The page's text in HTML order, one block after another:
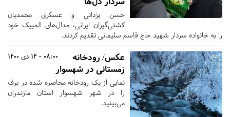
حسن یزدانی و عسکری محمدیان
کشتی‌گیران ایرانی، مدال‌های المپیک خود
را به خانواده سردار شهید حاج قاسم سلیمانی تقدیم کردند.
08:00 - 14 دی 1400
عکس/ رودخانه‌
زمستانی در شهسوار
نمایی از یک رودخانه محاصره شده در برف
را در شهر شهسوار استان مازندران
می‌بینید.